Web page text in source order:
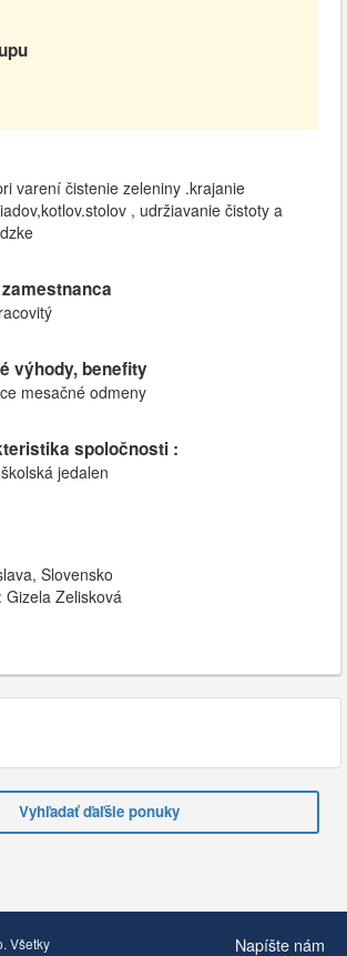
varení čistenie zeleniny .krajanie
, udržiavanie čistoty a
výhody, benefity
mesačné odmeny
spoločnosti :
jedalen
Slovensko
Gizela Zelisková
Vyhľadať ďaľšie ponuky
Všetky
Napíšte nám